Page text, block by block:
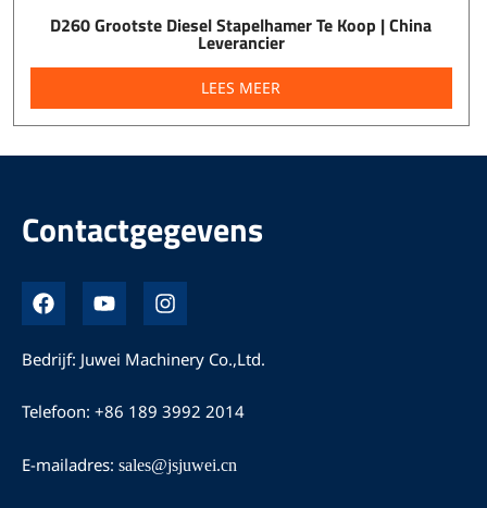
D260 Grootste Diesel Stapelhamer Te Koop | China
Leverancier
LEES MEER
Contactgegevens
F
a
c
e
o
o
Y
o
u
T
b
e
I
n
s
t
g
r
m
Bedrijf: Juwei Machinery Co.,Ltd.
Telefoon: +86 189 3992 2014
E-mailadres: sales@jsjuwei.cn